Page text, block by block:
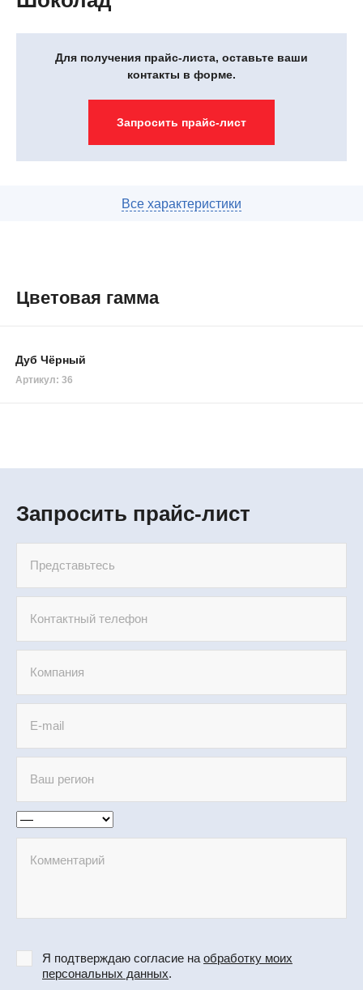
Для получения прайс-листа, оставьте ваши
контакты в форме.
Запросить прайс-лист
Цветовая гамма
Дуб Чёрный
Артикул: 36
Запросить прайс-лист
Я подтверждаю согласие на обработку моих
персональных данных.